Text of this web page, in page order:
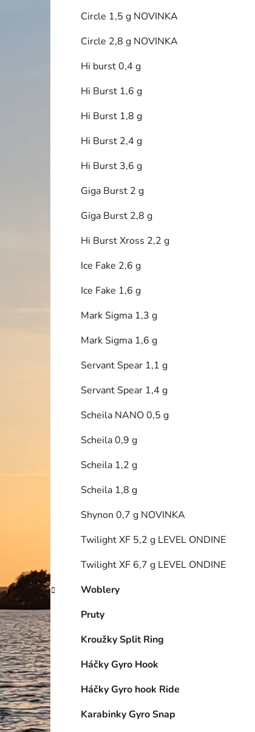
Circle 1,5 g NOVINKA
Circle 2,8 g NOVINKA
Hi burst 0,4 g
Hi Burst 1,6 g
Hi Burst 1,8 g
Hi Burst 2,4 g
Hi Burst 3,6 g
Giga Burst 2 g
Giga Burst 2,8 g
Hi Burst Xross 2,2 g
Ice Fake 2,6 g
Ice Fake 1,6 g
Mark Sigma 1,3 g
Mark Sigma 1,6 g
Servant Spear 1,1 g
Servant Spear 1,4 g
Scheila NANO 0,5 g
Scheila 0,9 g
Scheila 1,2 g
Scheila 1,8 g
Shynon 0,7 g NOVINKA
Twilight XF 5,2 g LEVEL ONDINE
Twilight XF 6,7 g LEVEL ONDINE
Woblery
Pruty
Kroužky Split Ring
Háčky Gyro Hook
Háčky Gyro hook Ride
Karabinky Gyro Snap